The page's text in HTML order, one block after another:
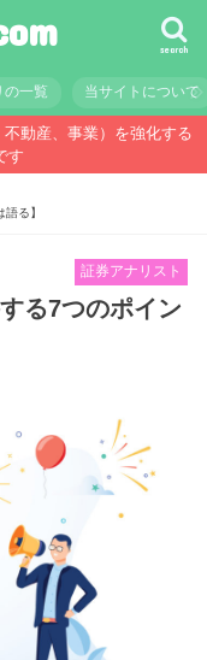
search
の一覧 当サイトについて
動産、事業）を強化する
す
る】
証券アナリスト
る7つのポイン